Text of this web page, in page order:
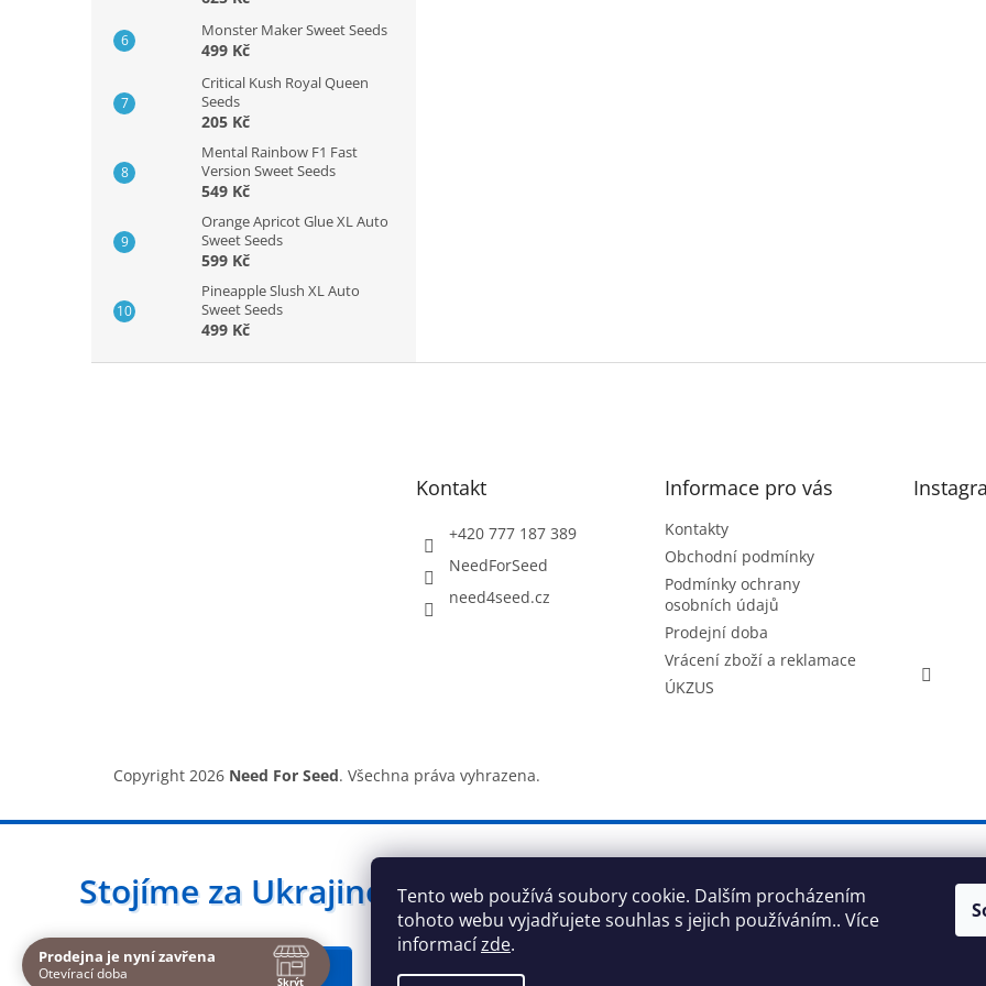
Tento web používá soubory cookie. Dalším procházením
tohoto webu vyjadřujete souhlas s jejich používáním.. Více
informacízde.
Monster Maker Sweet Seeds
499 Kč
Critical Kush Royal Queen
Seeds
205 Kč
Mental Rainbow F1 Fast
Version Sweet Seeds
549 Kč
Orange Apricot Glue XL Auto
Sweet Seeds
599 Kč
Pineapple Slush XL Auto
Sweet Seeds
499 Kč
Kontakt
+420 777 187 389
NeedForSeed
need4seed.cz
Informace pro vás
Kontakty
Obchodní podmínky
Podmínky ochrany
osobních údajů
Prodejní doba
Vrácení zboží a reklamace
ÚKZUS
Copyright 2026 Need For Seed. Všechna práva vyhrazena.
Prodejna je nyní zavřena
Otevírací doba
Skrýt
Navštivte nás osobně
Stojíme za Ukrajinou ❤️
Jak a čím pomoci »